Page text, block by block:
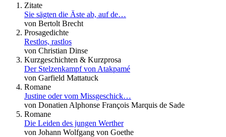
Zitate
Sie sägten die Äste ab, auf de…
von Bertolt Brecht
Prosagedichte
Restlos, rastlos
von Christian Dinse
Kurzgeschichten & Kurzprosa
Der Stelzenkampf von Atakpamé
von Garfield Mattatuck
Romane
Justine oder vom Missgeschick…
von Donatien Alphonse François Marquis de Sade
Romane
Die Leiden des jungen Werther
von Johann Wolfgang von Goethe